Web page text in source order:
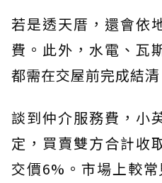
若是透天厝，還會依
費。此外，水電、瓦
都需在交屋前完成結清
談到仲介服務費，小
定，買賣雙方合計收
交價6%。市場上較